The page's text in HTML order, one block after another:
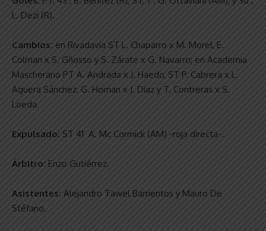
L. Dezi (R).
Cambios: en Rivadavia ST L. Chaparro x M. Morel, E.
Colman x S. Gñosso y S. Zárate x G. Navarro; en Academia
Mascherano PT A. Andrada x J. Haedo, ST P. Cabrera x L.
Aguera Sánchez, G. Homan x J. Díaz y T. Contreras x S.
Loeda.
Expulsado: ST 41’ A. Mc Cormick (AM) -roja directa-.
Árbitro: Enzo Gutiérrez.
Asistentes: Alejandro Tawel Barrientos y Mauro De
Stéfano.